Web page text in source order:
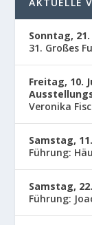
Sonntag,
31. Großes
Freitag, 10.
Veronika
Samstag,
Führung:
Samstag,
Führung: